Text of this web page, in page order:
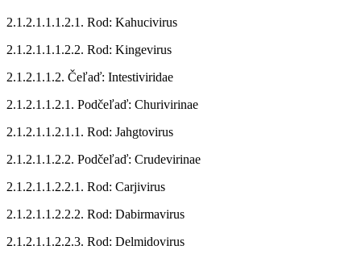
2.1.2.1.1.1.2.1. Rod: Kahucivirus
2.1.2.1.1.1.2.2. Rod: Kingevirus
2.1.2.1.1.2. Čeľaď: Intestiviridae
2.1.2.1.1.2.1. Podčeľaď: Churivirinae
2.1.2.1.1.2.1.1. Rod: Jahgtovirus
2.1.2.1.1.2.2. Podčeľaď: Crudevirinae
2.1.2.1.1.2.2.1. Rod: Carjivirus
2.1.2.1.1.2.2.2. Rod: Dabirmavirus
2.1.2.1.1.2.2.3. Rod: Delmidovirus